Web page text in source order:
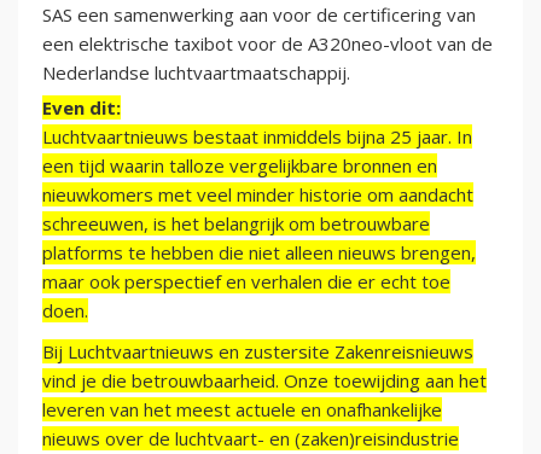
SAS een samenwerking aan voor de certificering van
een elektrische taxibot voor de A320neo-vloot van de
Nederlandse luchtvaartmaatschappij.
Even dit:
Luchtvaartnieuws bestaat inmiddels bijna 25 jaar. In
een tijd waarin talloze vergelijkbare bronnen en
nieuwkomers met veel minder historie om aandacht
schreeuwen, is het belangrijk om betrouwbare
platforms te hebben die niet alleen nieuws brengen,
maar ook perspectief en verhalen die er echt toe
doen.
Bij Luchtvaartnieuws en zustersite Zakenreisnieuws
vind je die betrouwbaarheid. Onze toewijding aan het
leveren van het meest actuele en onafhankelijke
nieuws over de luchtvaart- en (zaken)reisindustrie